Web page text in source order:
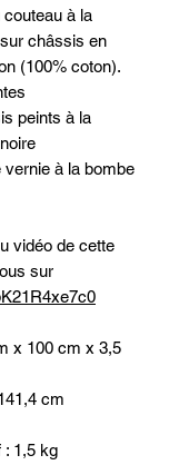
à la
châssis en
(100% coton).
peints à la
à la bombe
vidéo de cette
sur
x 100 cm x 3,5
cm
: 1,5 kg